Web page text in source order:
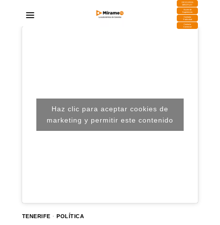
DESCARGA
MIRAPLAY
Buzón de
Sugerencias
Contratar
Publicidad
Contacto
Comercial
Haz clic para aceptar cookies de
marketing y permitir este contenido
TENERIFE · POLÍTICA